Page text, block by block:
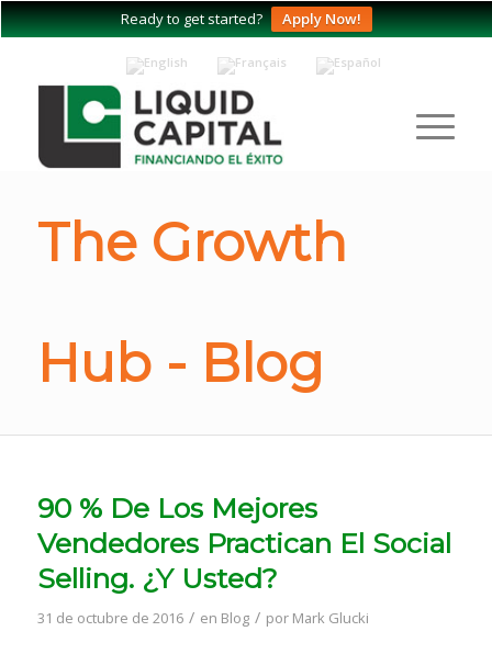
Ready to get started? Apply Now!
The Growth
Hub - Blog
90 % De Los Mejores
Vendedores Practican El Social
Selling. ¿Y Usted?
31 de octubre de 2016 / en Blog / por Mark Glucki